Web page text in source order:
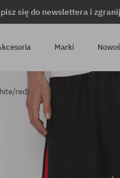
się do newslettera i
Marki
red)